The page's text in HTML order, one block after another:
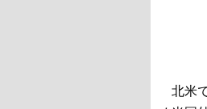
北米